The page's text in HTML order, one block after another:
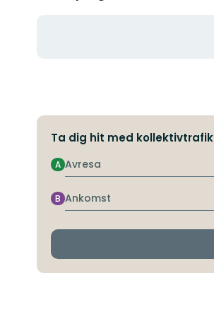
Ta dig hit med kollektivtrafik
Avresa
A
Ankomst
B